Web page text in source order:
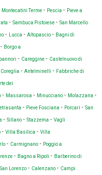
Montecatini Terme - Pescia - Pieve a
- Sambuca Pistoiese - San Marcello
- Lucca - Altopascio - Bagni di
- Borgo a
- Careggine - Castelnuovo di
Coreglia - Antelminelli - Fabbriche di
dei
- Massarosa - Minucciano - Molazzana -
- Pieve Fosciana - Porcari - San
- Sillano - Stazzema - Vagli
- Villa Basilica - Villa
- Carmignano - Poggio a
- Bagno a Ripoli - Barberino di
Lorenzo - Calenzano - Campi